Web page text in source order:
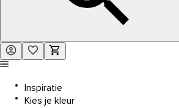
Inspiratie
Kies je kleur